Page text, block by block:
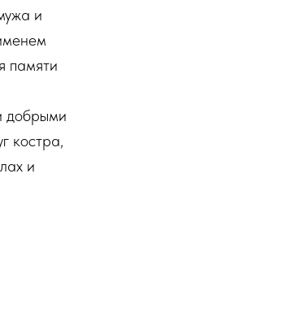
и
памяти
добрыми
костра,
и